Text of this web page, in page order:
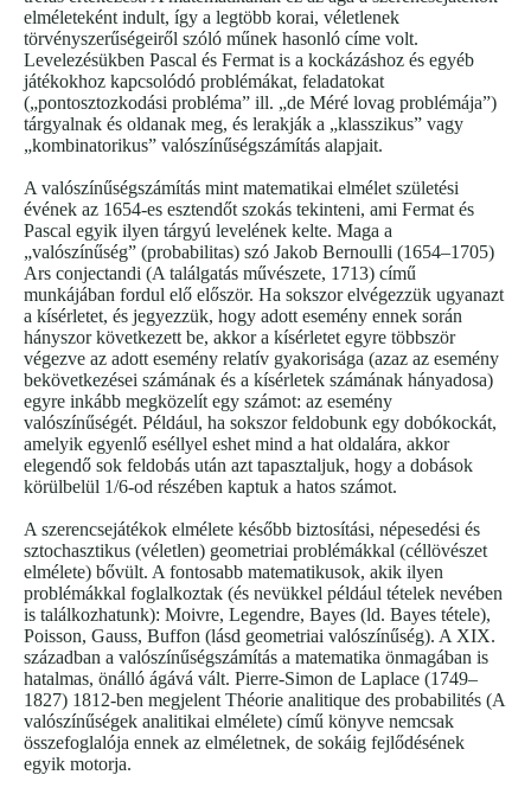
elméleteként indult, így a legtöbb korai, véletlenek
törvényszerűségeiről szóló műnek hasonló címe volt.
Levelezésükben Pascal és Fermat is a kockázáshoz és egyéb
játékokhoz kapcsolódó problémákat, feladatokat
(„pontosztozkodási probléma” ill. „de Méré lovag problémája”)
tárgyalnak és oldanak meg, és lerakják a „klasszikus” vagy
„kombinatorikus” valószínűségszámítás alapjait.
A valószínűségszámítás mint matematikai elmélet születési
évének az 1654-es esztendőt szokás tekinteni, ami Fermat és
Pascal egyik ilyen tárgyú levelének kelte. Maga a
„valószínűség” (probabilitas) szó Jakob Bernoulli (1654–1705)
Ars conjectandi (A találgatás művészete, 1713) című
munkájában fordul elő először. Ha sokszor elvégezzük ugyanazt
a kísérletet, és jegyezzük, hogy adott esemény ennek során
hányszor következett be, akkor a kísérletet egyre többször
végezve az adott esemény relatív gyakorisága (azaz az esemény
bekövetkezései számának és a kísérletek számának hányadosa)
egyre inkább megközelít egy számot: az esemény
valószínűségét. Például, ha sokszor feldobunk egy dobókockát,
amelyik egyenlő eséllyel eshet mind a hat oldalára, akkor
elegendő sok feldobás után azt tapasztaljuk, hogy a dobások
körülbelül 1/6-od részében kaptuk a hatos számot.
A szerencsejátékok elmélete később biztosítási, népesedési és
sztochasztikus (véletlen) geometriai problémákkal (céllövészet
elmélete) bővült. A fontosabb matematikusok, akik ilyen
problémákkal foglalkoztak (és nevükkel például tételek nevében
is találkozhatunk): Moivre, Legendre, Bayes (ld. Bayes tétele),
Poisson, Gauss, Buffon (lásd geometriai valószínűség). A XIX.
században a valószínűségszámítás a matematika önmagában is
hatalmas, önálló ágává vált. Pierre-Simon de Laplace (1749–
1827) 1812-ben megjelent Théorie analitique des probabilités (A
valószínűségek analitikai elmélete) című könyve nemcsak
összefoglalója ennek az elméletnek, de sokáig fejlődésének
egyik motorja.